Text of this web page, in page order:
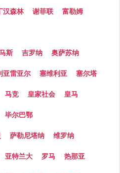
汉森林 谢菲联 富勒姆
斯 吉罗纳 奥萨苏纳
亚雷亚尔 塞维利亚 塞尔塔
马竞 皇家社会 皇马
毕尔巴鄂
萨勒尼塔纳 维罗纳
亚特兰大 罗马 热那亚